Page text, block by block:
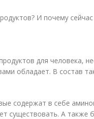
И почему
для человека,
обладает. В состав
содержат в себе
существовать. А также